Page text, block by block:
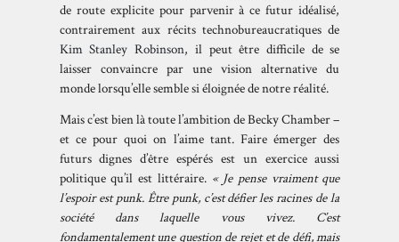
de route explicite pour parvenir à ce futur idéalisé,
contrairement aux récits technobureaucratiques de
Kim Stanley Robinson, il peut être difficile de se
laisser convaincre par une vision alternative du
monde lorsqu’elle semble si éloignée de notre réalité.
Mais c’est bien là toute l’ambition de Becky Chamber –
et ce pour quoi on l’aime tant. Faire émerger des
futurs dignes d’être espérés est un exercice aussi
politique qu’il est littéraire. « Je pense vraiment que
l’espoir est punk. Être punk, c’est défier les racines de la
société dans laquelle vous vivez. C’est
fondamentalement une question de rejet et de défi, mais